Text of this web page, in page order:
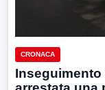
CRONACA